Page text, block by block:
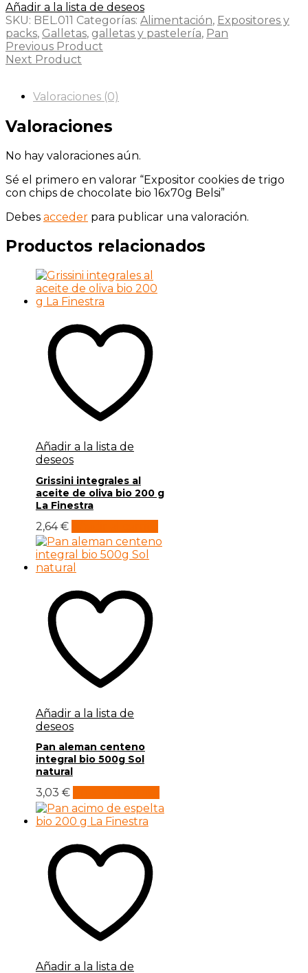
Añadir a la lista de deseos
SKU: BEL.011 Categorías: Alimentación, Expositores y
packs, Galletas, galletas y pastelería, Pan
Previous Product
Next Product
Valoraciones (0)
Valoraciones
No hay valoraciones aún.
Sé el primero en valorar “Expositor cookies de trigo
con chips de chocolate bio 16x70g Belsi”
Debes acceder para publicar una valoración.
Productos relacionados
Añadir a la lista de
deseos
Grissini integrales al
aceite de oliva bio 200 g
La Finestra
2,64€
Añadir a la lista de
deseos
Pan aleman centeno
integral bio 500g Sol
natural
3,03 €
Añadir a la lista de